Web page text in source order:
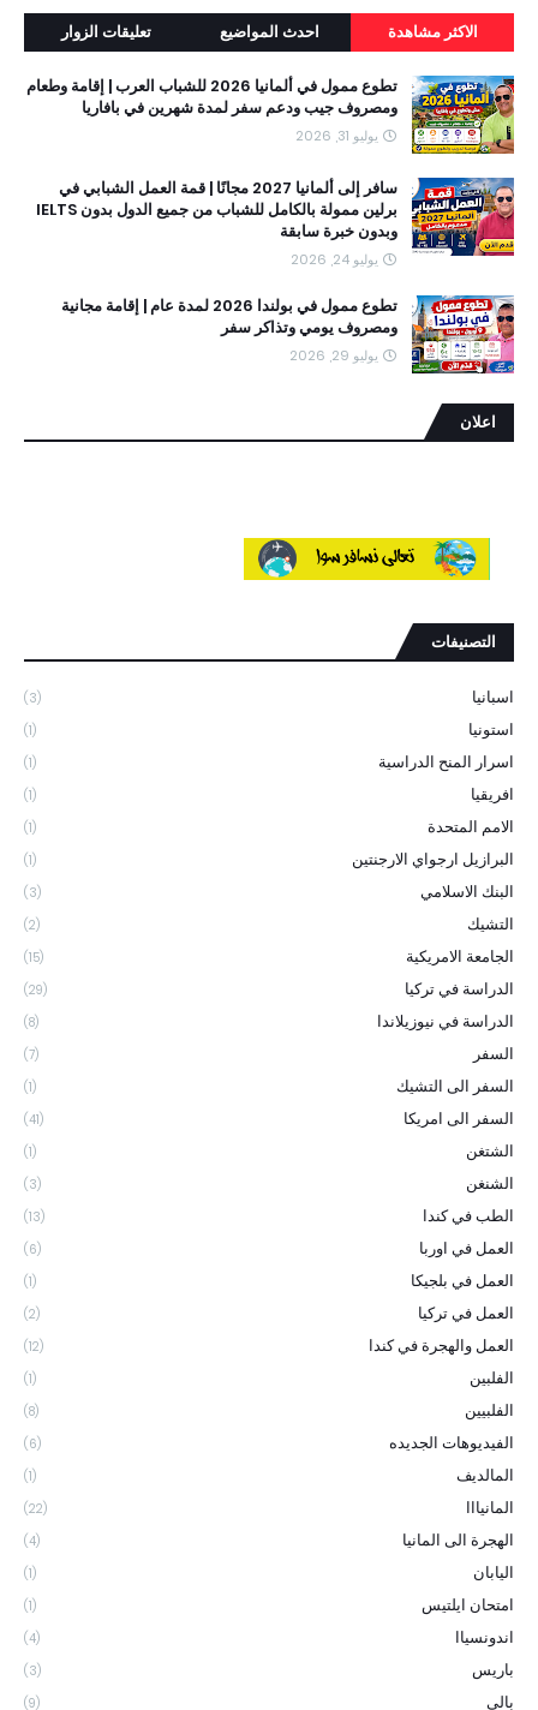
الاكثر مشاهدة احدث المواضيع تعليقات الزوار
تطوع ممول في ألمانيا 2026 للشباب العرب | إقامة وطعام
ومصروف جيب ودعم سفر لمدة شهرين في بافاريا
يوليو 31, 2026
سافر إلى ألمانيا 2027 مجانًا | قمة العمل الشبابي في
برلين ممولة بالكامل للشباب من جميع الدول بدون IELTS
وبدون خبرة سابقة
يوليو 24, 2026
تطوع ممول في بولندا 2026 لمدة عام | إقامة مجانية
ومصروف يومي وتذاكر سفر
يوليو 29, 2026
اعلان
التصنيفات
اسبانيا (3)
استونيا (1)
اسرار المنح الدراسية (1)
افريقيا (1)
الامم المتحدة (1)
البرازيل ارجواي الارجنتين (1)
البنك الاسلامي (3)
التشيك (2)
الجامعة الامريكية (15)
الدراسة في تركيا (29)
الدراسة في نيوزيلاندا (8)
السفر (7)
السفر الى التشيك (1)
السفر الى امريكا (41)
الشتغن (1)
الشنغن (3)
الطب في كندا (13)
العمل في اوربا (6)
العمل في بلجيكا (1)
العمل في تركيا (2)
العمل والهجرة في كندا (12)
الفلبين (1)
الفلبيين (8)
الفيديوهات الجديده (6)
المالديف (1)
المانيااا (22)
الهجرة الى المانيا (4)
اليابان (1)
امتحان ايلتيس (1)
اندونسياا (4)
باريس (3)
بالي (9)